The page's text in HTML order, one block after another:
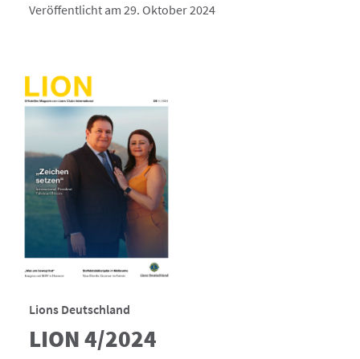
Veröffentlicht am 29. Oktober 2024
Lions Deutschland
LION 4/2024